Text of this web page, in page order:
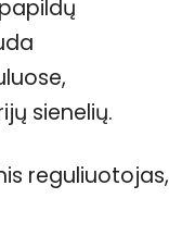
sienelių.
reguliuotojas,